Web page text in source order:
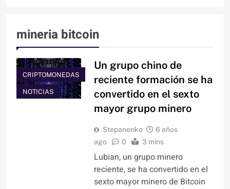
mineria bitcoin
CRIPTOMONEDAS
NOTICIAS
Un grupo chino de
reciente formación se ha
convertido en el sexto
mayor grupo minero
Stepanenko
6 años
ago
0 3 mins
Lubian, un grupo minero
reciente, se ha convertido en el
sexto mayor minero de Bitcoin